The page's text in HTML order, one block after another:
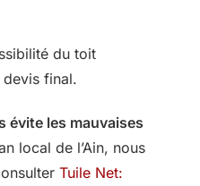
du toit
final.
évite les mauvaises
local de l’Ain, nous
Tuile Net: